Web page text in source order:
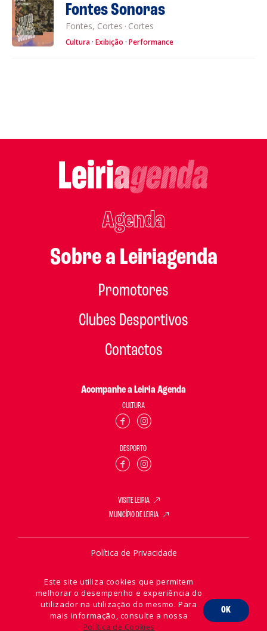
Fontes Sonoras
Fontes, Cortes · Cortes
Cultura Exibição Performance
Agenda
Sobre a Leiriagenda
Promotores
Clubes Desportivos
Contactos
Acompanhe a Leiria Agenda
CULTURA
DESPORTO
VISITE LEIRIA
MUNICÍPIO DE LEIRIA
Política de Privacidade
2026 © Leiria Agenda
Este site utiliza cookies que permitem
melhorar o desempenho e experiência do
utilizador na utilização do mesmo. Para
mais informação, consulte a nossa
Política de Cookies
OK